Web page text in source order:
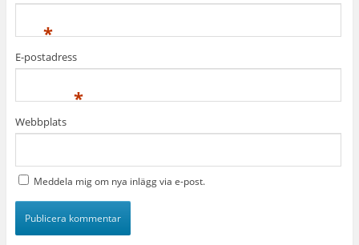
*
E-postadress
*
Webbplats
Meddela mig om nya inlägg via e-post.